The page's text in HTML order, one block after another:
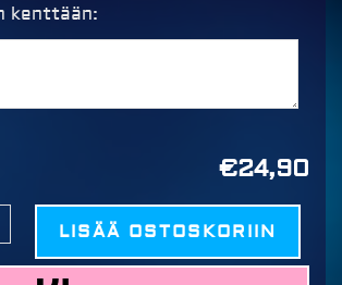
kenttään:
€24,90
LISÄÄ OSTOSKORIIN